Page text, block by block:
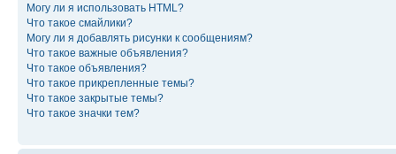
Могу ли я использовать HTML?
Что такое смайлики?
Могу ли я добавлять рисунки к сообщениям?
Что такое важные объявления?
Что такое объявления?
Что такое прикрепленные темы?
Что такое закрытые темы?
Что такое значки тем?